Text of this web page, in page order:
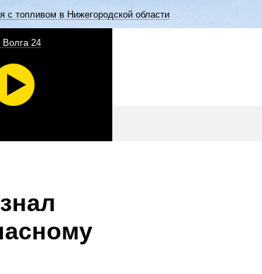
с топливом в Нижегородской области
24